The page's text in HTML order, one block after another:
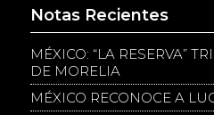
Notas Recientes
MÉXICO: “LA RESERVA”
DE MORELIA
MÉXICO RECONOCE A